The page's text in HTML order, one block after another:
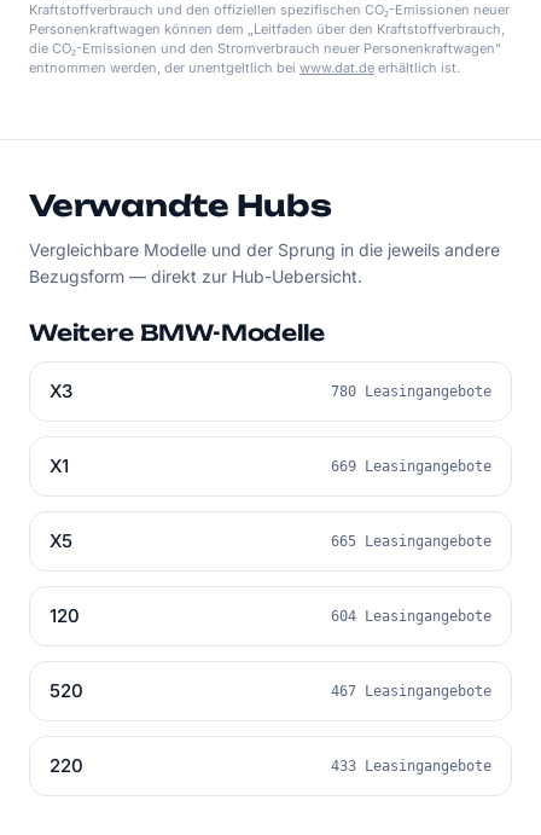
Kraftstoffverbrauch und den offiziellen spezifischen CO₂-Emissionen neuer
Personenkraftwagen können dem „Leitfaden über den Kraftstoffverbrauch,
die CO₂-Emissionen und den Stromverbrauch neuer Personenkraftwagen"
entnommen werden, der unentgeltlich bei www.dat.de erhältlich ist.
Verwandte Hubs
Vergleichbare Modelle und der Sprung in die jeweils andere
Bezugsform — direkt zur Hub-Uebersicht.
Weitere BMW-Modelle
X3 780 Leasingangebote
X1 669 Leasingangebote
X5 665 Leasingangebote
120 604 Leasingangebote
520 467 Leasingangebote
220 433 Leasingangebote